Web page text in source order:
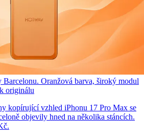
Oranžová barva, široký modul
originálu
kopírující vzhled iPhonu 17 Pro Max se
objevily hned na několika stáncích.